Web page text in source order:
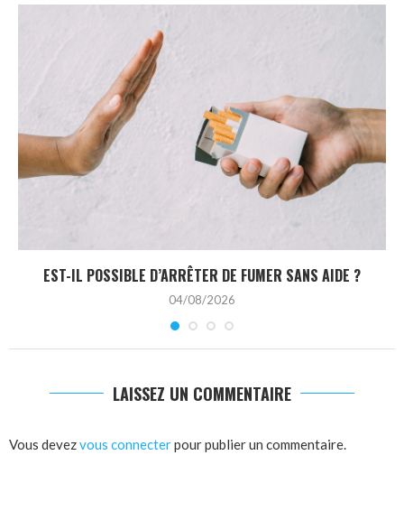
EST-IL POSSIBLE D’ARRÊTER DE FUMER SANS AIDE ?
04/08/2026
LAISSEZ UN COMMENTAIRE
Vous devezvous connecterpour publier un commentaire.